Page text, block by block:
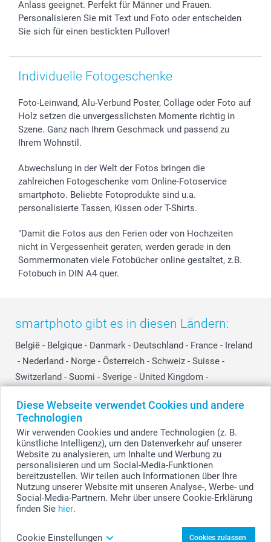
Diese Webseite verwendet Cookies und andere
Technologien
Wir verwenden Cookies und andere Technologien (z. B.
künstliche Intelligenz), um den Datenverkehr auf unserer
Website zu analysieren, um Inhalte und Werbung zu
personalisieren und um Social-Media-Funktionen
bereitzustellen. Wir teilen auch Informationen über Ihre
Nutzung unserer Website mit unseren Analyse-, Werbe- und
Social-Media-Partnern. Mehr über unsere Cookie-Erklärung
finden Sie hier.
Cookie Einstellungen Cookies zulassen
Investor Relations
B2B smartbusiness
Geburtstag
Geburt
Zahlungsmöglichkeiten
Sitemap
smartfriends
smartgarantie
Anlass geeignet. Perfekt für Männer und Frauen.
Personalisieren Sie mit Text und Foto oder entscheiden
Sie sich für einen bestickten Pullover!
Individuelle Fotogeschenke
Foto-Leinwand, Alu-Verbund Poster, Collage oder Foto auf
Holz setzen die unvergesslichsten Momente richtig in
Szene. Ganz nach Ihrem Geschmack und passend zu
Ihrem Wohnstil.
Abwechslung in der Welt der Fotos bringen die
zahlreichen Fotogeschenke vom Online-Fotoservice
smartphoto. Beliebte Fotoprodukte sind u.a.
personalisierte Tassen, Kissen oder T-Shirts.
"Damit die Fotos aus den Ferien oder von Hochzeiten
nicht in Vergessenheit geraten, werden gerade in den
Sommermonaten viele Fotobücher online gestaltet, z.B.
Fotobuch in DIN A4 quer.
smartphoto gibt es in diesen Ländern:
België - Belgique - Danmark - Deutschland - France - Ireland
- Nederland - Norge - Österreich - Schweiz - Suisse -
Switzerland - Suomi - Sverige - United Kingdom -
Other Countries
© smartphoto Group. Alle Rechte vorbehalten.
Alle Preise verstehen sich in EURO (€) inkl. MwSt. und zzgl. Versandkosten.